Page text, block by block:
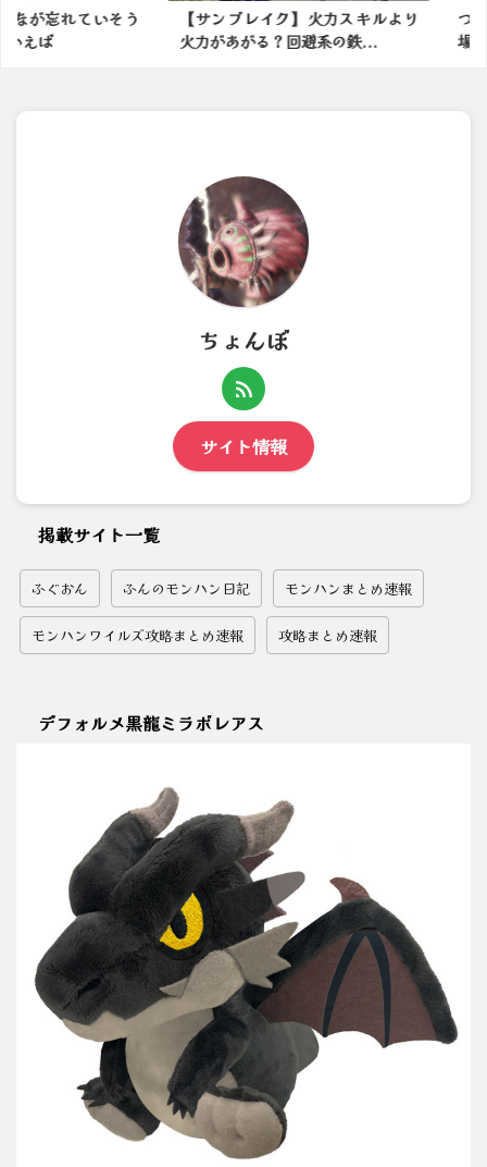
ていそう
【サンブレイク】火力スキルより
火力があがる？回避系の鉄...
ついに！
場！！【
ちょんぼ
サイト情報
掲載サイト一覧
ふぐおん ふんのモンハン日記 モンハンまとめ速報
モンハンワイルズ攻略まとめ速報 攻略まとめ速報
デフォルメ黒龍ミラボレアス